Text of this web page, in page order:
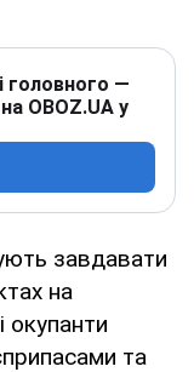
головного —
OBOZ.UA у
завдавати
на
окупанти
та